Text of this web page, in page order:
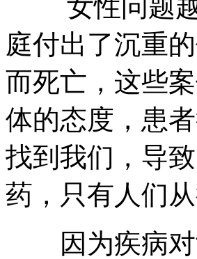
女性问题越
庭付出了沉重
而死亡，这些
体的态度，患
找到我们，导
药，只有人们
因为疾病对